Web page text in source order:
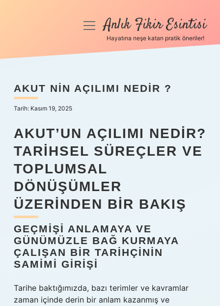
Anasayfa
Yasal Uyarı
menüyüAnlık Fikir Esintisi
Hayatına neşe katan pratik öneriler!
AKUT NIN AÇILIMI NEDIR ?
Tarih: Kasım 19, 2025
AKUT’UN AÇILIMI NEDIR?
TARIHSEL SÜREÇLER VE
TOPLUMSAL
DÖNÜŞÜMLER
ÜZERINDEN BIR BAKIŞ
GEÇMIŞI ANLAMAYA VE
GÜNÜMÜZLE BAĞ KURMAYA
ÇALIŞAN BIR TARIHÇININ
SAMIMI GIRIŞI
Tarihe baktığımızda, bazı terimler ve kavramlar
zaman içinde derin bir anlam kazanmış ve